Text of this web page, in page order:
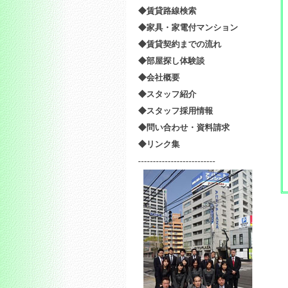
◆賃貸路線検索
◆家具・家電付マンション
◆賃貸契約までの流れ
◆部屋探し体験談
◆会社概要
◆スタッフ紹介
◆スタッフ採用情報
◆問い合わせ・資料請求
◆リンク集
--------------------------